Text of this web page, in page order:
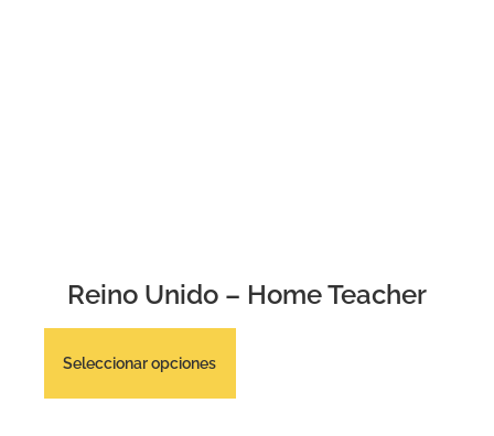
Reino Unido – Home Teacher
Seleccionar opciones